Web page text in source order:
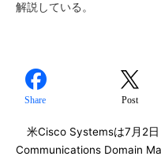
解説している。
Share Post
米Cisco Systemsは7月2
Communications Domain